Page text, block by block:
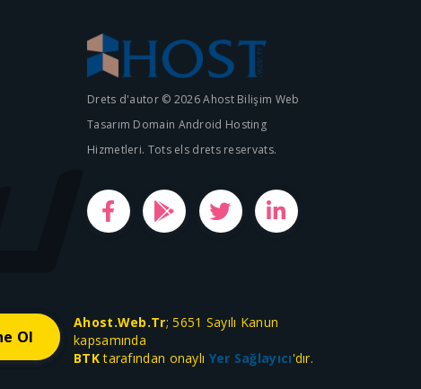
Drets d'autor © 2026 Ahost Bilişim Web
Tasarım Domain Android Hosting
Hizmetleri. Tots els drets reservats.
Ahost.Web.Tr; 5651 Sayılı Kanun
kapsamında
BTKtarafından onaylı Yer Sağlayıcı'dır.